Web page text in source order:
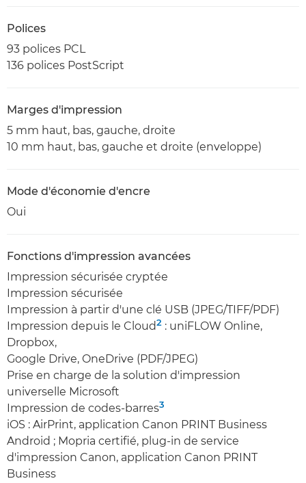
Polices
93 polices PCL
136 polices PostScript
Marges d'impression
5 mm haut, bas, gauche, droite
10 mm haut, bas, gauche et droite (enveloppe)
Mode d'économie d'encre
Oui
Fonctions d'impression avancées
Impression sécurisée cryptée
Impression sécurisée
Impression à partir d'une clé USB (JPEG/TIFF/PDF)
Impression depuis le Cloud2 : uniFLOW Online,
Dropbox,
Google Drive, OneDrive (PDF/JPEG)
Prise en charge de la solution d'impression
universelle Microsoft
Impression de codes-barres3
iOS : AirPrint, application Canon PRINT Business
Android ; Mopria certifié, plug-in de service
d'impression Canon, application Canon PRINT
Business